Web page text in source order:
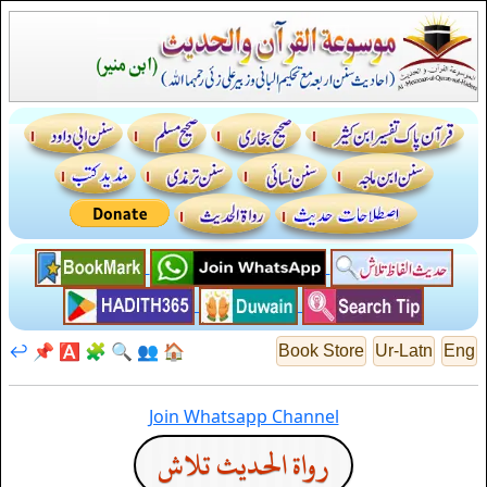
Eng
Ur-Latn
Book Store
🏠
👥
🔍
🧩
🅰️
📌
↩️
Join Whatsapp Channel
رواة الحديث تلاش